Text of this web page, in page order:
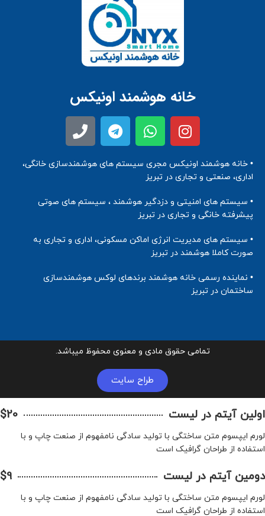
خانه هوشمند اونیکس
• خانه هوشمند اونیکس مجری سیستم های هوشمندسازی خانگی،
اداری، صنعتی و تجاری در تبریز
• سیستم های امنیتی و دزدگیر هوشمند ، سیستم های صوتی
پیشرفته خانگی و تجاری در تبریز
• سیستم های مدیریت انرژی اماکن مسکونی، اداری و تجاری به
صورت کاملا هوشمند در تبریز
• نماینده رسمی خانه هوشمند برندهای لوکس هوشمندسازی
ساختمان در تبریز
تمامی حقوق مادی و معنوی محفوظ میباشد.
طراح سایت
اولین آیتم در لیست $20
لورم ایپسوم متن ساختگی با تولید سادگی نامفهوم از صنعت چاپ و با
استفاده از طراحان گرافیک است
دومین آیتم در لیست $9
لورم ایپسوم متن ساختگی با تولید سادگی نامفهوم از صنعت چاپ و با
استفاده از طراحان گرافیک است